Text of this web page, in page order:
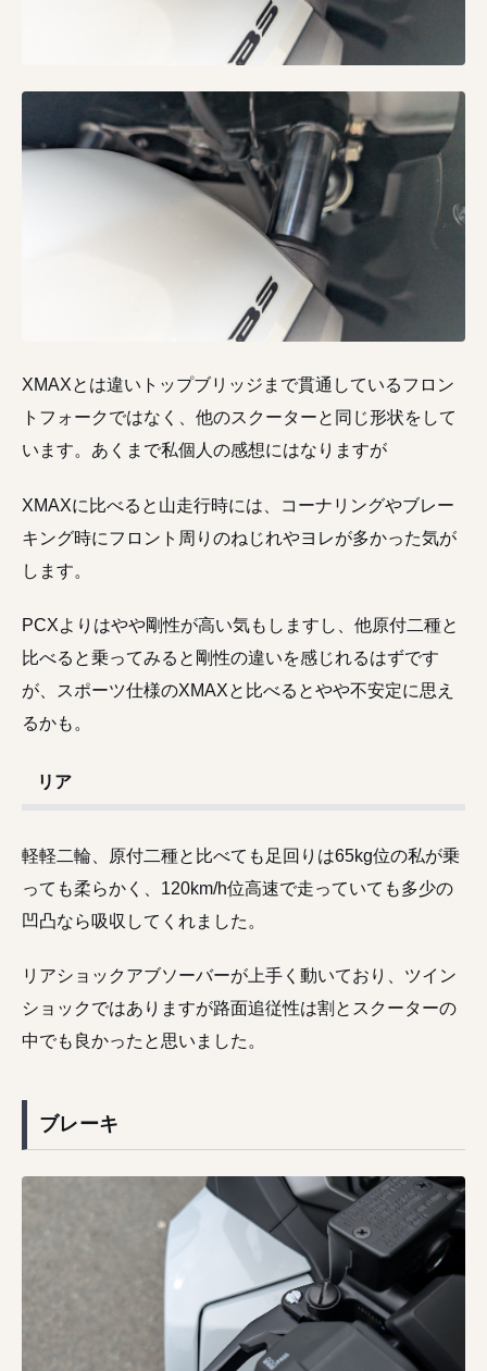
XMAXとは違いトップブリッジまで貫通しているフロン
トフォークではなく、他のスクーターと同じ形状をして
います。あくまで私個人の感想にはなりますが
XMAXに比べると山走行時には、コーナリングやブレー
キング時にフロント周りのねじれやヨレが多かった気が
します。
PCXよりはやや剛性が高い気もしますし、他原付二種と
比べると乗ってみると剛性の違いを感じれるはずです
が、スポーツ仕様のXMAXと比べるとやや不安定に思え
るかも。
リア
軽軽二輪、原付二種と比べても足回りは65kg位の私が乗
っても柔らかく、120km/h位高速で走っていても多少の
凹凸なら吸収してくれました。
リアショックアブソーバーが上手く動いており、ツイン
ショックではありますが路面追従性は割とスクーターの
中でも良かったと思いました。
ブレーキ